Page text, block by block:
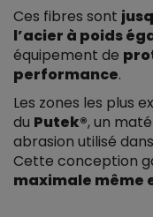
Ces fibres sont
l’acier à poids
équipement de
performance.
Les zones les plus
du Putek®, un
abrasion utilisé
Cette conception
maximale même